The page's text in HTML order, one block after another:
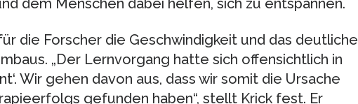
dem Menschen dabei helfen, sich zu entspannen.
die Forscher die Geschwindigkeit und das deutliche
„Der Lernvorgang hatte sich offensichtlich in
Wir gehen davon aus, dass wir somit die Ursache
gefunden haben“, stellt Krick fest. Er